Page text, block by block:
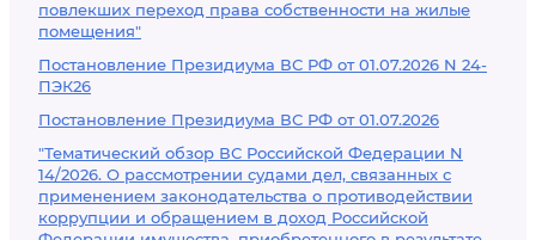
повлекших переход права собственности на жилые
помещения"
Постановление Президиума ВС РФ от 01.07.2026 N 24-
ПЭК26
Постановление Президиума ВС РФ от 01.07.2026
"Тематический обзор ВС Российской Федерации N
14/2026. О рассмотрении судами дел, связанных с
применением законодательства о противодействии
коррупции и обращением в доход Российской